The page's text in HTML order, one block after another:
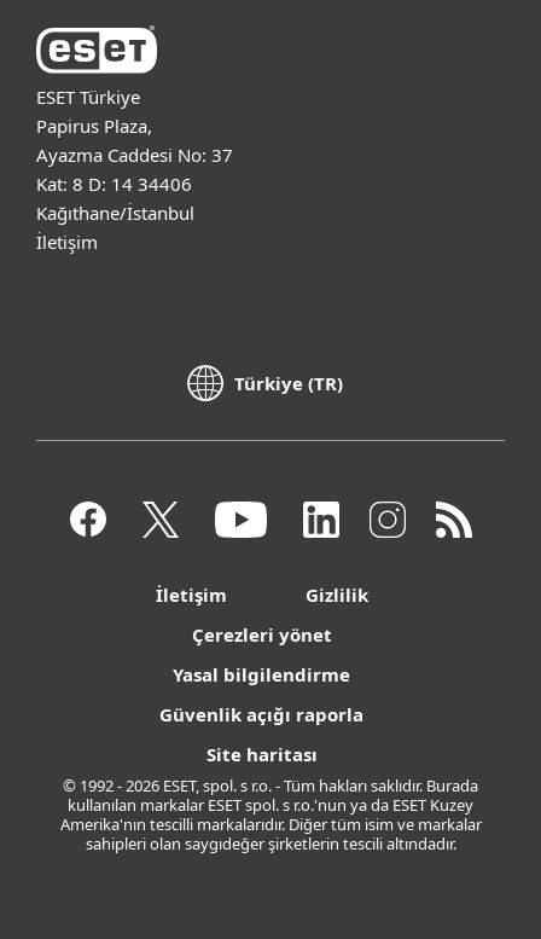
ESET Türkiye
Papirus Plaza,
Ayazma Caddesi No: 37
Kat: 8 D: 14 34406
Kağıthane/İstanbul
İletişim
Türkiye (TR)
İletişim
Gizlilik
Çerezleri yönet
Yasal bilgilendirme
Güvenlik açığı raporla
Site haritası
© 1992 - 2026 ESET, spol. s r.o. - Tüm hakları saklıdır. Burada
kullanılan markalar ESET spol. s r.o.'nun ya da ESET Kuzey
Amerika'nın tescilli markalarıdır. Diğer tüm isim ve markalar
sahipleri olan saygıdeğer şirketlerin tescili altındadır.